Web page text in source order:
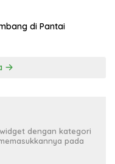
di Pantai
dengan kategori
pada